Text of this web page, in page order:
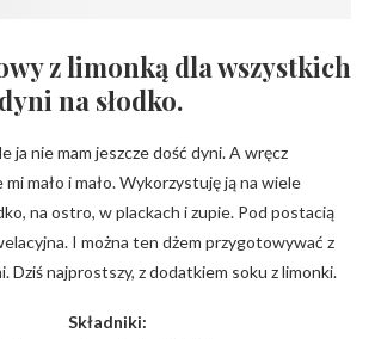
z limonką dla wszystkich
na słodko.
ja nie mam jeszcze dość dyni. A wręcz
mało i mało. Wykorzystuję ją na wiele
na ostro, w plackach i zupie. Pod postacią
I można ten dżem przygotowywać z
Dziś najprostszy, z dodatkiem soku z limonki.
Składniki: